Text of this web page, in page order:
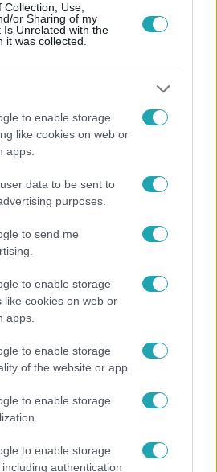
Use,
or Sharing of my
Is Unrelated with the
it was collected.
to enable storage
like cookies on web or
apps.
data to be sent to
purposes.
to send me
to enable storage
like cookies on web or
apps.
to enable storage
of the website or app.
to enable storage
to enable storage
authentication
3 tuti recept az
az öltözőjükbe az idei Sziget